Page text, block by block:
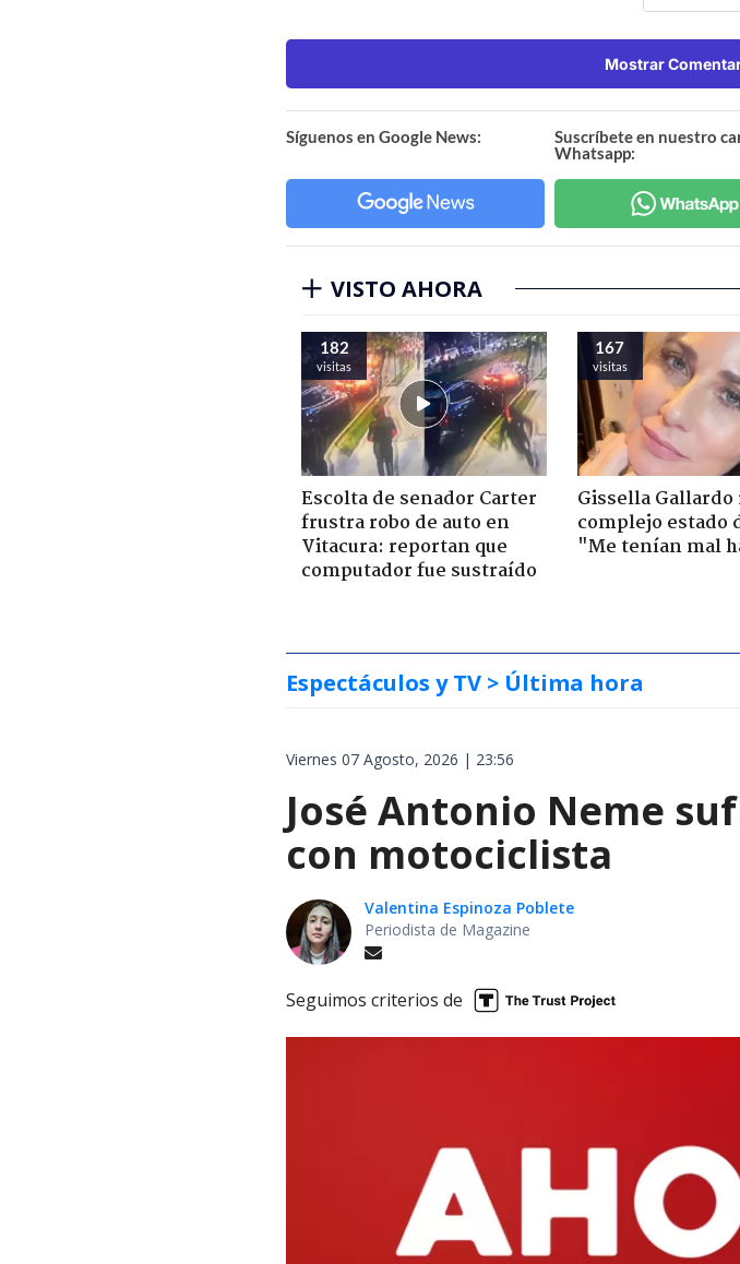
Mostrar
Síguenos en Google News:
Suscríbete en nuestro
Whatsapp:
VISTO AHORA
182
visitas
Escolta de senador Carter
frustra robo de auto en
Vitacura: reportan que
computador fue sustraído
167
visitas
Gissella
complejo estado
"Me tenían mal
Espectáculos y TV > Última hora
Viernes 07 Agosto, 2026 | 23:56
José Antonio Neme
con motociclista
Valentina Espinoza Poblete
Periodista de Magazine
Seguimos criterios de